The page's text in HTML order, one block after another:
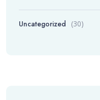
Uncategorized (30)